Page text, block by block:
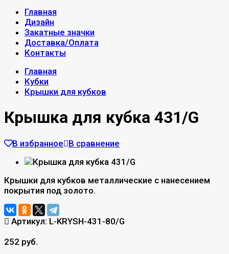
Главная
Дизайн
Закатные значки
Доставка/Оплата
Контакты
Главная
Кубки
Крышки для кубков
Крышка для кубка 431/G
В избранное В сравнение
Крышки для кубков металлические с нанесением
покрытия под золото.
Артикул: L-KRYSH-431-80/G
252 руб.